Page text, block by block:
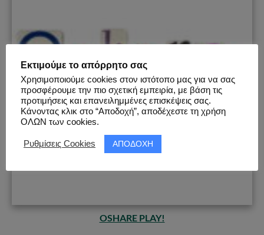
OSHARE PLAY!
Εκτιμούμε το απόρρητο σας
Χρησιμοποιούμε cookies στον ιστότοπο μας για να σας
προσφέρουμε την πιο σχετική εμπειρία, με βάση τις
προτιμήσεις και επανειλημμένες επισκέψεις σας.
Κάνοντας κλικ στο “Αποδοχή”, αποδέχεστε τη χρήση
ΟΛΩΝ των cookies.
Ρυθμίσεις Cookies ΑΠΟΔΟΧΗ